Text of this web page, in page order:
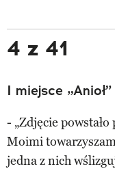
4 z 41
I miejsce
- „Zdjęcie
Moimi
jedna z nich